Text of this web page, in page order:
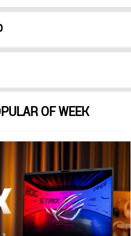
OF WEEK